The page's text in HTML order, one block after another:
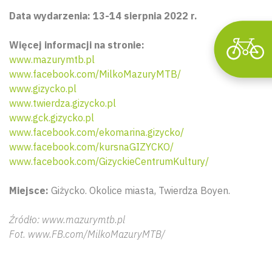
Data wydarzenia: 13-14 sierpnia 2022 r.
Więcej informacji na stronie:
www.mazurymtb.pl
www.facebook.com/MilkoMazuryMTB/
www.gizycko.pl
www.twierdza.gizycko.pl
www.gck.gizycko.pl
www.facebook.com/ekomarina.gizycko/
www.facebook.com/kursnaGIZYCKO/
www.facebook.com/GizyckieCentrumKultury/
Miejsce: Giżycko. Okolice miasta, Twierdza Boyen.
Źródło: www.mazurymtb.pl
Fot. www.FB.com/MilkoMazuryMTB/